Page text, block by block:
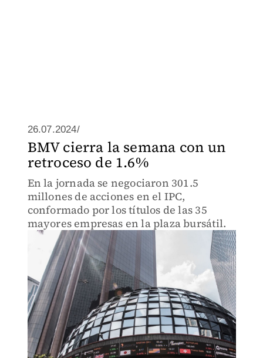
26.07.2024/
BMV cierra la semana con un
retroceso de 1.6%
En la jornada se negociaron 301.5
millones de acciones en el IPC,
conformado por los títulos de las 35
mayores empresas en la plaza bursátil.